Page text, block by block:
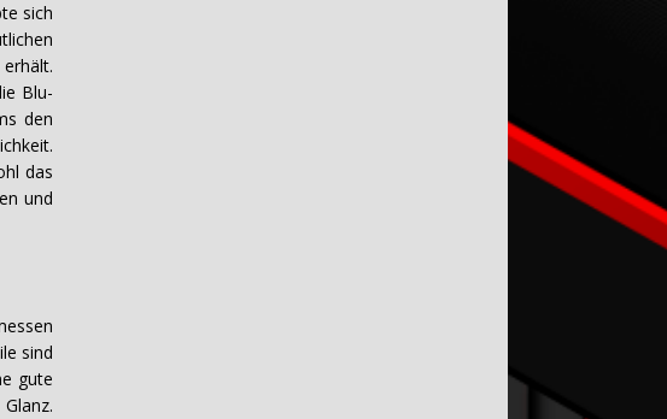
sich
Blu-
den
das
und
sind
gute